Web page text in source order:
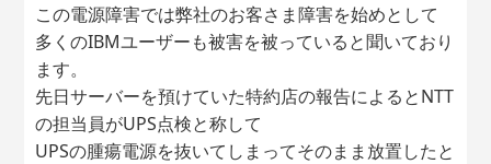
この電源障害では弊社のお客さま障害を始めとして
多くのIBMユーザーも被害を被っていると聞いており
ます。
先日サーバーを預けていた特約店の報告によるとNTT
の担当員がUPS点検と称して
UPSの腫瘍電源を抜いてしまってそのまま放置したと